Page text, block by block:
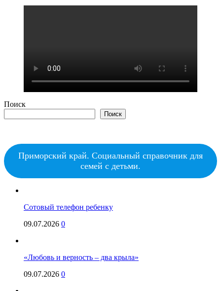
Поиск
Поиск
Приморский край. Социальный справочник для
семей с детьми.
Сотовый телефон ребенку
09.07.2026 0
«Любовь и верность – два крыла»
09.07.2026 0